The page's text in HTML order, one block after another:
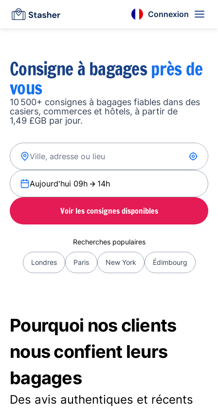
Connexion
Consigne à bagagesprès de
vous
10 500+ consignes à bagages fiables dans des
casiers, commerces et hôtels, à partir de
1,49 £GB par jour.
Aujourd'hui 09h 14h
Voir les consignes disponibles
Recherches populaires
Londres Paris New York Édimbourg
Pourquoi nos clients
nous confient leurs
bagages
Des avis authentiques et récents